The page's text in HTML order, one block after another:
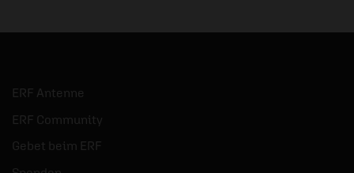
ERF Antenne
ERF Community
Gebet beim ERF